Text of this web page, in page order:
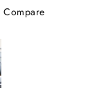
Compare